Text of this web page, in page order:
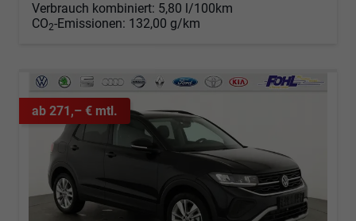
Verbrauch kombiniert: 5,80 l/100km
CO2-Emissionen: 132,00 g/km
ab 271,– € mtl.